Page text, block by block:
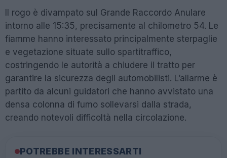
Il rogo è divampato sul Grande Raccordo Anulare
intorno alle 15:35, precisamente al chilometro 54. Le
fiamme hanno interessato principalmente sterpaglie
e vegetazione situate sullo spartitraffico,
costringendo le autorità a chiudere il tratto per
garantire la sicurezza degli automobilisti. L’allarme è
partito da alcuni guidatori che hanno avvistato una
densa colonna di fumo sollevarsi dalla strada,
creando notevoli difficoltà nella circolazione.
POTREBBE INTERESSARTI